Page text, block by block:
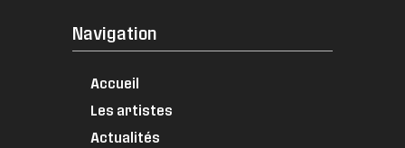
Navigation
Accueil
Les artistes
Actualités